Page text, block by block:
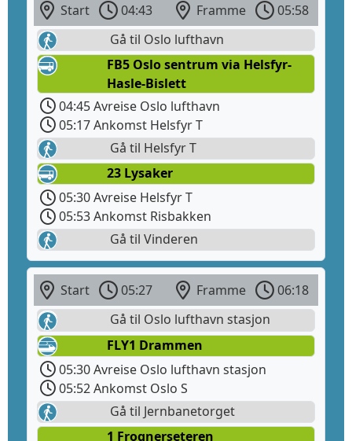
Start 04:43 Framme
05:58
Gå til Oslo lufthavn
FB5 Oslo sentrum via Helsfyr-
Hasle-Bislett
04:45 Avreise Oslo lufthavn
05:17 Ankomst Helsfyr T
Gå til Helsfyr T
23 Lysaker
05:30 Avreise Helsfyr T
05:53 Ankomst Risbakken
Gå til Vinderen
Start 05:27 Framme
06:18
Gå til Oslo lufthavn stasjon
FLY1 Drammen
05:30 Avreise Oslo lufthavn stasjon
05:52 Ankomst Oslo S
Gå til Jernbanetorget
1 Frognerseteren